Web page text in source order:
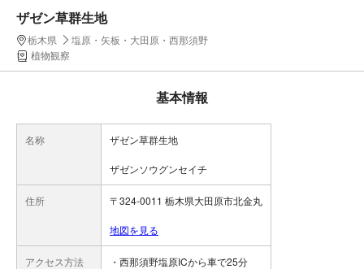
ザゼン草群生地
栃木県
塩原・矢板・大田原・西那須野
植物観察
基本情報
名称 ザゼン草群生地
ザゼンソウグンセイチ
住所 〒324-0011 栃木県大田原市北金丸
地図を見る
アクセス方法 ・西那須野塩原ICから車で25分